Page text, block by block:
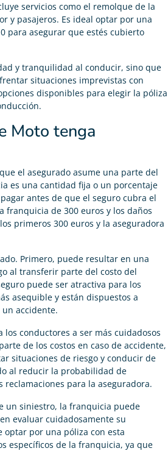
servicios como el remolque de la
y pasajeros. Es ideal optar por una
para asegurar que estés cubierto
y tranquilidad al conducir, sino que
situaciones imprevistas con
disponibles para elegir la póliza
Moto tenga
el asegurado asume una parte del
es una cantidad fija o un porcentaje
antes de que el seguro cubra el
franquicia de 300 euros y los daños
primeros 300 euros y la aseguradora
Primero, puede resultar en una
al transferir parte del costo del
puede ser atractiva para los
asequible y están dispuestos a
accidente.
conductores a ser más cuidadosos
de los costos en caso de accidente,
situaciones de riesgo y conducir de
al reducir la probabilidad de
para la aseguradora.
un siniestro, la franquicia puede
evaluar cuidadosamente su
por una póliza con esta
específicos de la franquicia, ya que